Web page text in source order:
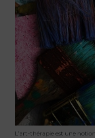
L’art-thérapie est une